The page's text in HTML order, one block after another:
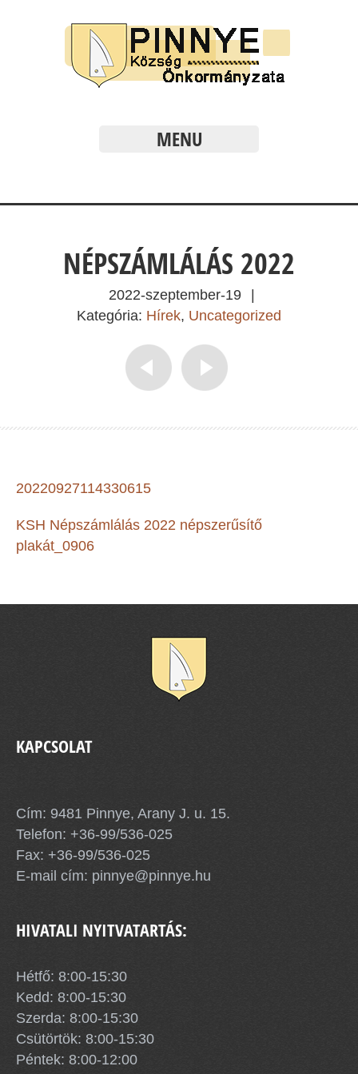
MENU
NÉPSZÁMLÁLÁS 2022
2022-szeptember-19
Kategória: Hírek, Uncategorized
20220927114330615
KSH Népszámlálás 2022 népszerűsítő
plakát_0906
KAPCSOLAT
Cím: 9481 Pinnye, Arany J. u. 15.
Telefon: +36-99/536-025
Fax: +36-99/536-025
E-mail cím: pinnye@pinnye.hu
HIVATALI NYITVATARTÁS:
Hétfő: 8:00-15:30
Kedd: 8:00-15:30
Szerda: 8:00-15:30
Csütörtök: 8:00-15:30
Péntek: 8:00-12:00